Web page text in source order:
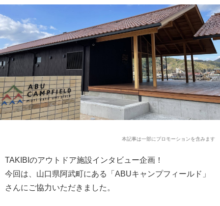
本記事は一部にプロモーションを含みます
TAKIBIのアウトドア施設インタビュー企画！
今回は、山口県阿武町にある「ABUキャンプフィールド」
さんにご協力いただきました。